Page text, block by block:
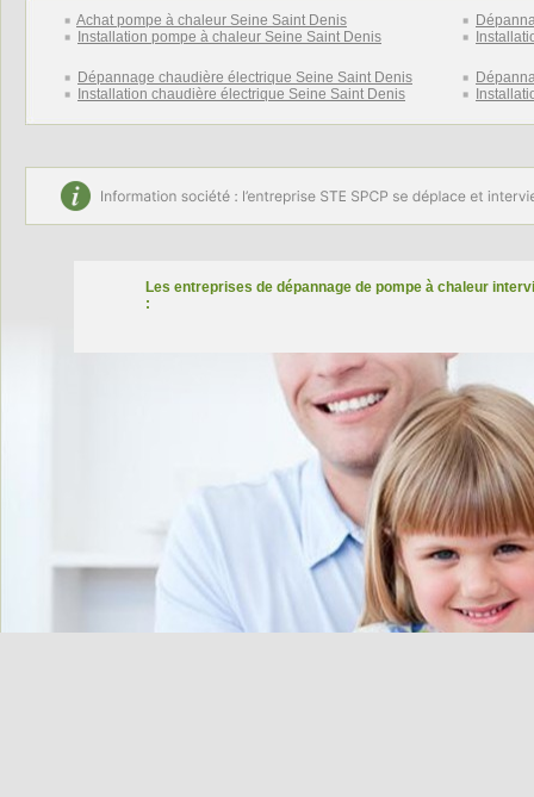
Achat pompe à chaleur Seine Saint Denis
Installation pompe à chaleur Seine Saint Denis
Dépannage chaudière électrique Seine Saint Denis
Installation chaudière électrique Seine Saint Denis
Les entreprises de dépannage de pompe à chaleur
: